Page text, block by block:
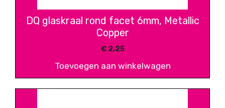
DQ glaskraal rond facet 6mm, Metallic
Copper
€2,25
Toevoegen aan winkelwagen